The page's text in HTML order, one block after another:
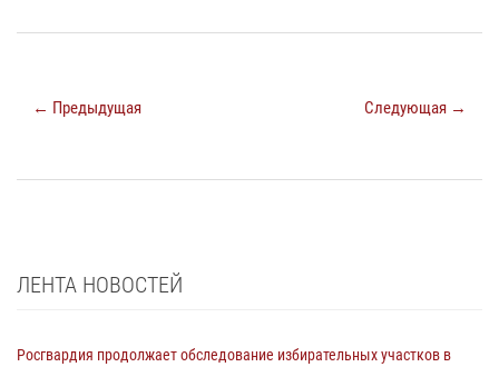
← Предыдущая Следующая →
ЛЕНТА НОВОСТЕЙ
Росгвардия продолжает обследование избирательных участков в